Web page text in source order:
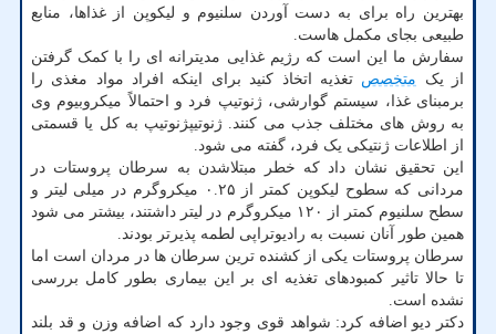
بهترین راه برای به دست آوردن سلنیوم و لیکوپن از غذاها، منابع
طبیعی بجای مکمل هاست.
سفارش ما این است که رژیم غذایی مدیترانه ای را با کمک گرفتن
از یک متخصص تغذیه اتخاذ کنید برای اینکه افراد مواد مغذی را
برمبنای غذا، سیستم گوارشی، ژنوتیپ فرد و احتمالاً میکروبیوم وی
به روش های مختلف جذب می کنند. ژنوتیپژنوتیپ به کل یا قسمتی
از اطلاعات ژنتیکی یک فرد، گفته می شود.
این تحقیق نشان داد که خطر مبتلاشدن به سرطان پروستات در
مردانی که سطوح لیکوپن کمتر از ۰.۲۵ میکروگرم در میلی لیتر و
سطح سلنیوم کمتر از ۱۲۰ میکروگرم در لیتر داشتند، بیشتر می شود
همین طور آنان نسبت به رادیوتراپی لطمه پذیرتر بودند.
سرطان پروستات یکی از کشنده ترین سرطان ها در مردان است اما
تا حالا تاثیر کمبودهای تغذیه ای بر این بیماری بطور کامل بررسی
نشده است.
دکتر دیو اضافه کرد: شواهد قوی وجود دارد که اضافه وزن و قد بلند